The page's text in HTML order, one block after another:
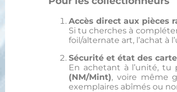
Accès direct aux pièces
Si tu cherches à
foil/alternate art, l’achat à
Sécurité et état des
En achetant à l’unité,
(NM/Mint), voire même
exemplaires abîmés ou